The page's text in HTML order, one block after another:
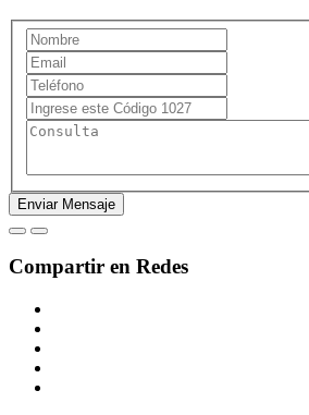
Compartir en Redes